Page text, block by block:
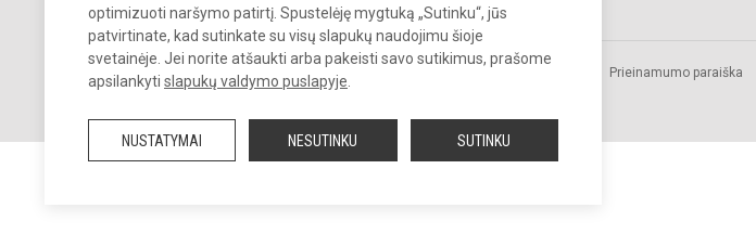
optimizuoti naršymo patirtį. Spustelėję mygtuką „Sutinku“, jūs
patvirtinate, kad sutinkate su visų slapukų naudojimu šioje
svetainėje. Jei norite atšaukti arba pakeisti savo sutikimus, prašome
apsilankyti slapukų valdymo puslapyje
NUSTATYMAI NESUTINKU SUTINKU
© 2025. Kauno r. Babtų gimnazija. Visos teisės saugomos.
Kopijuoti turinį be raštiško gimnazijos sutikimo griežtai draudžiama.
Prieinamumo paraiška